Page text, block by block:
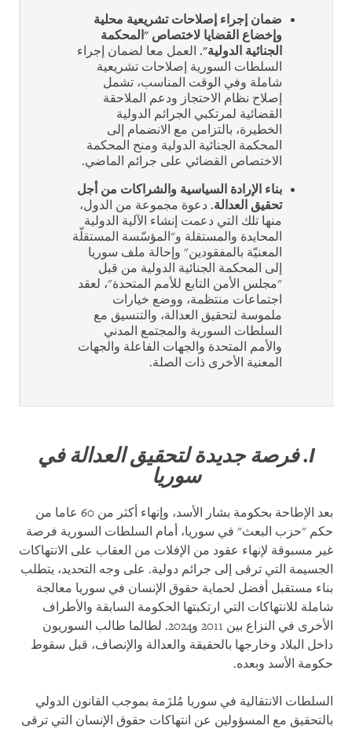
ضمان إجراء إصلاحات تشريعية محلية
وإخضاع القضايا لاختصاص "المحكمة
الجنائية الدولية". العمل معا لضمان إجراء
السلطات السورية إصلاحات تشريعية
شاملة وفي الوقت المناسب، تشمل
إصلاح نظام الاحتجاز ودعم الملاحقة
القضائية لمرتكبي الجرائم الدولية
الخطيرة، بالتزامن مع الانضمام إلى
المحكمة الجنائية الدولية ومنح المحكمة
الاختصاص القضائي على جرائم الماضي.
بناء الإرادة السياسية والشراكات من أجل
تحقيق العدالة. دعوة مجموعة من الدول،
منها تلك التي دعمت إنشاء الآلية الدولية
المحايدة والمستقلة و"المؤسّسة المستقلّة
المعنيّة بالمفقودين" وإحالة ملف سوريا
إلى المحكمة الجنائية الدولية من قبل
"مجلس الأمن التابع للأمم المتحدة"، لعقد
اجتماعات منتظمة، ووضع خيارات
ملموسة لتحقيق العدالة، والتنسيق مع
السلطات السورية والمجتمع المدني
والأمم المتحدة والجهات الفاعلة والجهات
المعنية الأخرى ذات الصلة.
I. فرصة جديدة لتحقيق العدالة في
سوريا
بعد الإطاحة بحكومة بشار الأسد، وإنهاء أكثر من 60 عاما من
حكم "حزب البعث" في سوريا، أمام السلطات السورية فرصة
غير مسبوقة لإنهاء عقود من الإفلات من العقاب على الانتهاكات
الجسيمة التي ترقى إلى جرائم دولية. على وجه التحديد، يتطلب
بناء مستقبل أفضل لحماية حقوق الإنسان في سوريا معالجة
شاملة للانتهاكات التي ارتكبتها الحكومة السابقة والأطراف
الأخرى في النزاع بين 2011 و2024. لطالما طالب السوريون
داخل البلاد وخارجها بالحقيقة والعدالة والإنصاف، قبل سقوط
حكومة الأسد وبعده.
السلطات الانتقالية في سوريا مُلزَمة بموجب القانون الدولي
بالتحقيق مع المسؤولين عن انتهاكات حقوق الإنسان التي ترقى